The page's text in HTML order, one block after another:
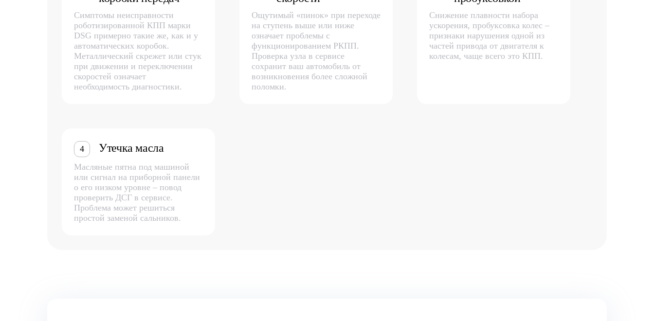
Симптомы неисправности
роботизированной КПП марки
DSG примерно такие же, как и у
автоматических коробок.
Металлический скрежет или стук
при движении и переключении
скоростей означает
необходимость диагностики.
Ощутимый «пинок» при переходе
на ступень выше или ниже
означает проблемы с
функционированием РКПП.
Проверка узла в сервисе
сохранит ваш автомобиль от
возникновения более сложной
поломки.
Снижение плавности набора
ускорения, пробуксовка колес –
признаки нарушения одной из
частей привода от двигателя к
колесам, чаще всего это КПП.
4 Утечка масла
Масляные пятна под машиной
или сигнал на приборной панели
о его низком уровне – повод
проверить ДСГ в сервисе.
Проблема может решиться
простой заменой сальников.